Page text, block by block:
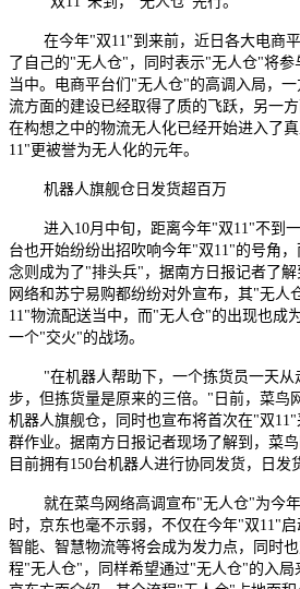
在今年"双11"到来前，近日各大电商
了自己的"无人仓"，同时表示"无人仓"将
当中。电商平台们"无人仓"的高调入局，
流方面的建设已经取得了质的飞跃，另一
在构想之中的物流无人化已经开始进入了
11"更被誉为无人化的元年。
机器人旗舰仓日发货超百万
进入10月中旬，距离今年"双11"不到
台也开始纷纷出招吹响今年"双11"的号角
念则成为了"排头兵"，据南方日报记者了
网络和苏宁易购都纷纷对外宣布，其"无人
11"物流配送当中，而"无人仓"的出现也成
一个"交火"的战场。
"在机器人帮助下，一个拣货员一天
步，但拣货量是原来的三倍。"日前，菜鸟
机器人旗舰仓，同时也宣布将首次在"双
群作业。据南方日报记者现场了解到，菜
目前拥有150台机器人进行协同发货，日发
就在菜鸟网络高调宣布"无人仓"为今
时，京东也毫不示弱，不仅在今年"双11"
智能、智慧物流等将会成为发力点，同时
程"无人仓"，同样希望通过"无人仓"的入局